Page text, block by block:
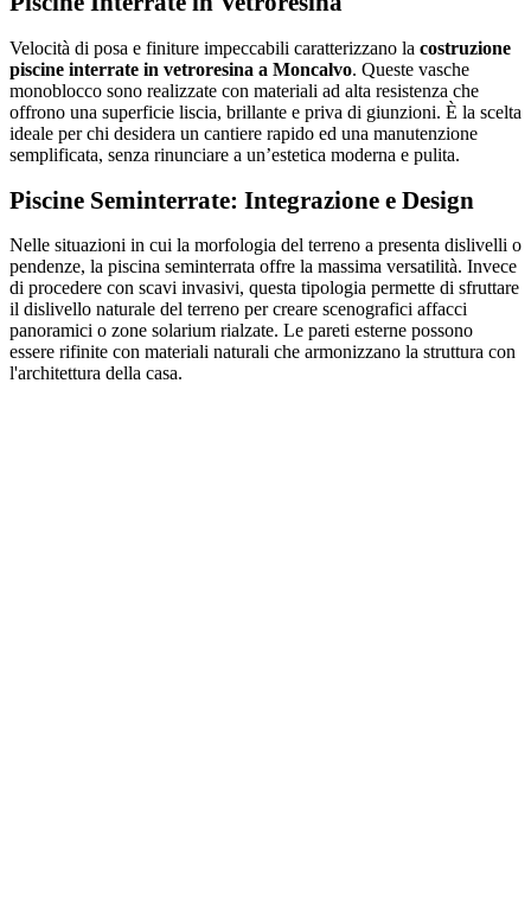
Velocità di posa e finiture impeccabili caratterizzano la costruzione
piscine interrate in vetroresina a Moncalvo. Queste vasche
monoblocco sono realizzate con materiali ad alta resistenza che
offrono una superficie liscia, brillante e priva di giunzioni. È la scelta
ideale per chi desidera un cantiere rapido ed una manutenzione
semplificata, senza rinunciare a un’estetica moderna e pulita.
Piscine Seminterrate: Integrazione e Design
Nelle situazioni in cui la morfologia del terreno a presenta dislivelli o
pendenze, la piscina seminterrata offre la massima versatilità. Invece
di procedere con scavi invasivi, questa tipologia permette di sfruttare
il dislivello naturale del terreno per creare scenografici affacci
panoramici o zone solarium rialzate. Le pareti esterne possono
essere rifinite con materiali naturali che armonizzano la struttura con
l'architettura della casa.